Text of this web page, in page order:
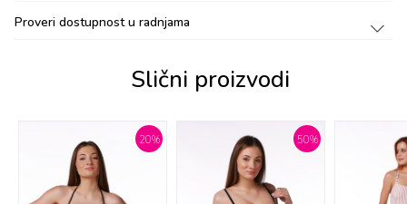
Proveri dostupnost u radnjama
Slični proizvodi
20% 50%